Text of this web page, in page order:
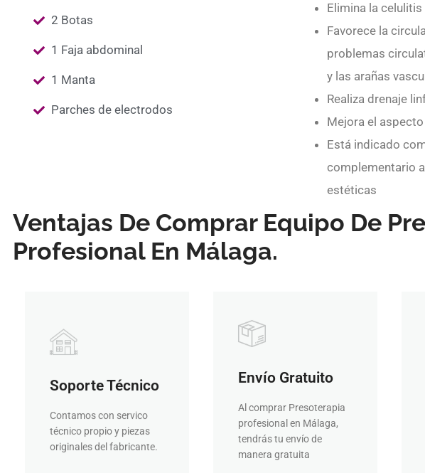
2 Botas
1 Faja abdominal
1 Manta
Parches de electrodos
Elimina la
Favorece la
problemas
y las arañas
Realiza drenaje
Mejora el
Está indicado
complementario
estéticas
Ventajas De Comprar Equipo De
Profesional En Málaga.
Soporte Técnico
Contamos con servico
técnico propio y piezas
originales del fabricante.
¿Vas a perder la
oportunidad?
Incluímos un servicio
puedas consultar y
mantener a punto tu Envío Gratuito
Al comprar Presoterapia
profesional en Málaga,
tendrás tu envío de
manera gratuita
Tu pedido en 24-
48 horas
Tardará como máximo 48
horas tras realizar el
presoterapia cuanto